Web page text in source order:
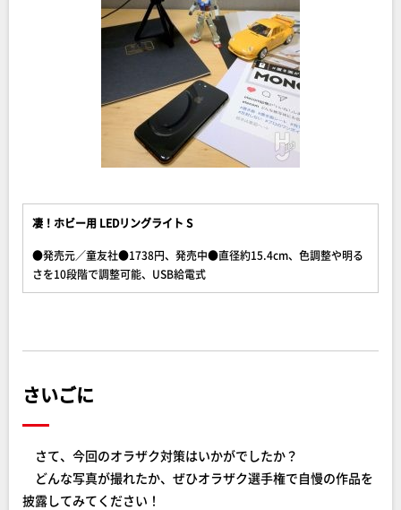
凄！ホビー用 LEDリングライト S
●発売元／童友社●1738円、発売中●直径約15.4cm、色調整や明る
さを10段階で調整可能、USB給電式
さいごに
さて、今回のオラザク対策はいかがでしたか？
どんな写真が撮れたか、ぜひオラザク選手権で自慢の作品を
披露してみてください！